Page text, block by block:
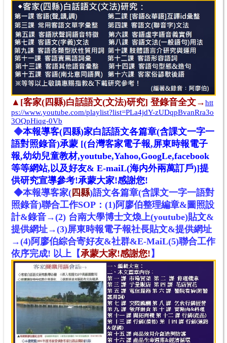
▲[客家(四縣)白話語文(文法)研究] 登錄音全文→htt
ps://www.youtube.com/playlist?list=PLa4jdY-zUDqpBvanRra3o
3OQpHiqg-0Vb
◆本報導客(四縣)家白話語文各篇章(含課文一字一
語對照錄音)承蒙 [(台灣客家電子報,屏東時報電子
報,幼幼兒童教材,youtube,Yahoo,GoogLe,facebook
等等網站, 以及好友& E-maiL(海内外兩萬訂戶)]提
供研究宣導參考!承蒙大家!感謝您!
◆本報導客家( 四縣)語文各篇章(含課文一字一語對
照錄音)聯合工作SOP：(1)阿廖伯整理編章&圖照設
計&錄音→(2) 台南大學博士文煥上(youtube)貼文&
提供網址→(3)屏東時報電子報社長貼文&提供網址
→(4)阿廖伯綜合寄好友&社群&E-MaiL(5)聯合工作
依序完成! 以上 【承蒙大家!感謝您! 】